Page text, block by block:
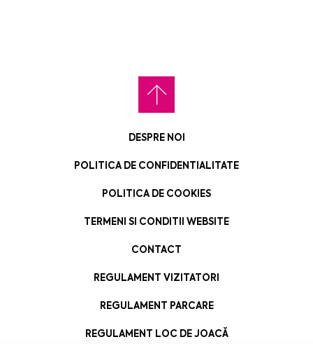
DESPRE NOI
POLITICA DE CONFIDENTIALITATE
POLITICA DE COOKIES
TERMENI SI CONDITII WEBSITE
CONTACT
REGULAMENT VIZITATORI
REGULAMENT PARCARE
REGULAMENT LOC DE JOACĂ